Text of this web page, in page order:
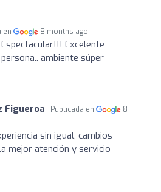
en 8 months ago
Espectacular!!! Excelente
ambiente súper
Figueroa Publicada en
8
sin igual, cambios
mejor atención y servicio